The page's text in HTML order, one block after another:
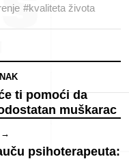
#kvaliteta života
ti pomoći da
muškarac
→
psihoterapeuta: